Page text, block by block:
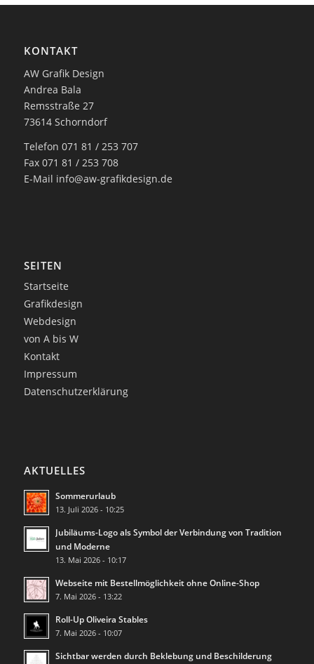
KONTAKT
AW Grafik Design
Andrea Bala
Remsstraße 27
73614 Schorndorf
Telefon 071 81 / 253 707
Fax 071 81 / 253 708
E-Mail info@aw-grafikdesign.de
SEITEN
Startseite
Grafikdesign
Webdesign
von A bis W
Kontakt
Impressum
Datenschutzerklärung
AKTUELLES
Sommerurlaub
13. Juli 2026 - 10:25
Jubiläums-Logo als Symbol der Verbindung von Tradition
und Moderne
13. Mai 2026 - 10:17
Webseite mit Bestellmöglichkeit ohne Online-Shop
7. Mai 2026 - 13:22
Roll-Up Oliveira Stables
7. Mai 2026 - 10:07
Sichtbar werden durch Beklebung und Beschilderung